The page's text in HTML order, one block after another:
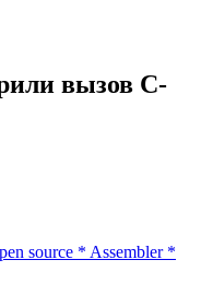
вызов C-
source * Assembler*